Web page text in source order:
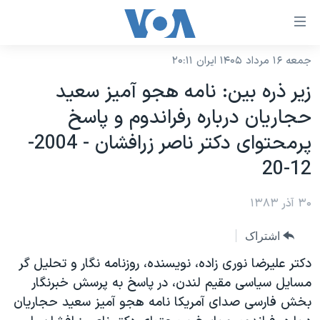
لینکهای
دسترسی
جهش
محتوای
اصلی
جهش
صفحه
جهش
به
جستجو
نسخه سبک وب‌سایت
موضوع ها
جهان
ورزشی
گزیده‌ها
ویژه برنامه‌ها
ویدیوها
برنامه های تلویزیونی
جدول برنامه ها
صفحه‌های ویژه
جام جهانی ۲۰۲۶
عملیات خشم حماسی
۲۵۰سالگی آمریکا
بایگانی برنامه‌های تلویزیونی
فرکانس‌های صدای آمریکا
پخش رادیویی
یادگیری زبان انگلیسی
جمعه ۱۶ مرداد ۱۴۰۵ ایران ۲۰:۱۱
زير ذره بين: نامه هجو آميز سعيد
حجاريان درباره رفراندوم و پاسخ
پرمحتوای دکتر ناصر زرافشان - 2004-
12-20
۳۰ آذر ۱۳۸۳
اشتراک
دکتر عليرضا نوری زاده، نويسنده، روزنامه نگار و تحليل گر
مسايل سياسی مقيم لندن، در پاسخ به پرسش خبرنگار
بخش فارسی صدای آمريکا نامه هجو آميز سعيد حجاريان